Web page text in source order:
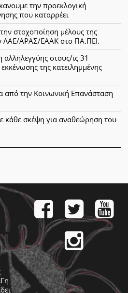
την προεκλογική
που καταρρέει
στοχοποίηση μέλους της
ΛΑΕ/ΑΡΑΣ/ΕΑΑΚ στο ΠΑ.ΠΕΙ.
στους/ις 31
της κατειλημμένης
από την Κοινωνική Επανάσταση
κάθε σκέψη για αναθεώρηση του